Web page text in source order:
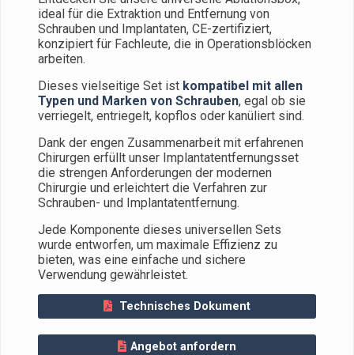
ideal für die Extraktion und Entfernung von
Schrauben und Implantaten, CE-zertifiziert,
konzipiert für Fachleute, die in Operationsblöcken
arbeiten.
Dieses vielseitige Set ist kompatibel mit allen
Typen und Marken von Schrauben, egal ob sie
verriegelt, entriegelt, kopflos oder kanüliert sind.
Dank der engen Zusammenarbeit mit erfahrenen
Chirurgen erfüllt unser Implantatentfernungsset
die strengen Anforderungen der modernen
Chirurgie und erleichtert die Verfahren zur
Schrauben- und Implantatentfernung.
Jede Komponente dieses universellen Sets
wurde entworfen, um maximale Effizienz zu
bieten, was eine einfache und sichere
Verwendung gewährleistet.
Technisches Dokument
Angebot anfordern